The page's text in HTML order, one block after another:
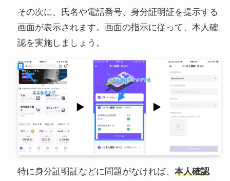
その次に、氏名や電話番号、身分証明証を提示する
画面が表示されます。画面の指示に従って、本人確
認を実施しましょう。
特に身分証明証などに問題がなければ、 本人確認